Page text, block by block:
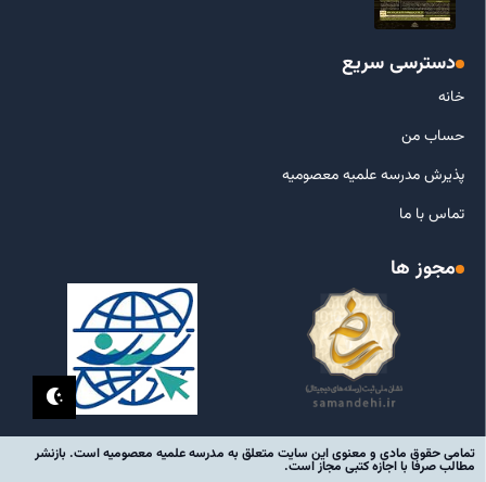
دسترسی سریع
خانه
حساب من
پذیرش مدرسه علمیه معصومیه
تماس با ما
مجوز ها
تمامی حقوق مادی و معنوی این سایت متعلق به مدرسه علمیه معصومیه است. بازنشر
مطالب صرفا با اجازه کتبی مجاز است.